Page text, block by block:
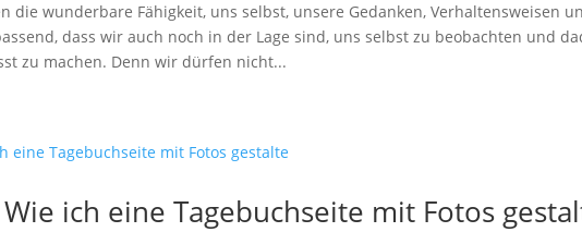
die wunderbare Fähigkeit, uns selbst, unsere Gedanken, Verhaltensweisen
dass wir auch noch in der Lage sind, uns selbst zu beobachten und
zu machen. Denn wir dürfen nicht...
ich eine Tagebuchseite mit Fotos